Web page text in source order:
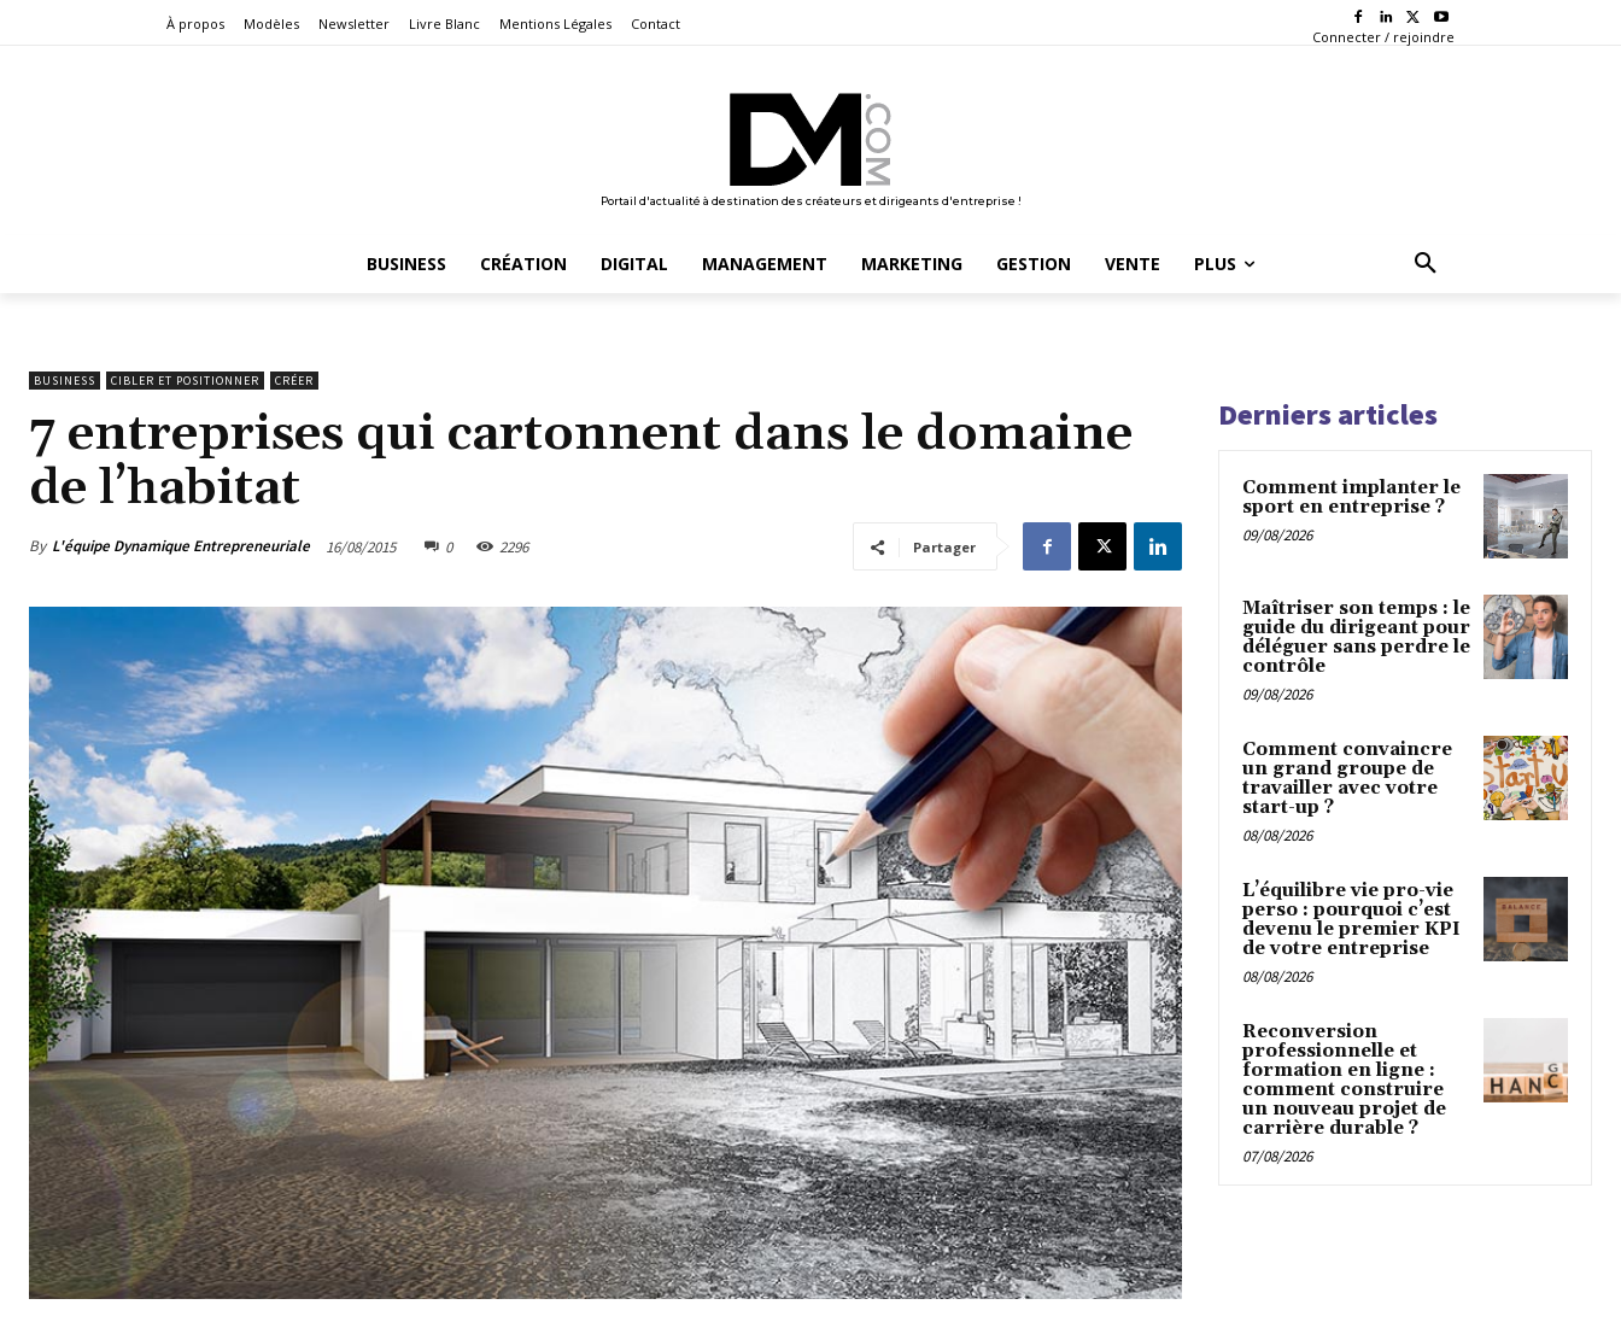
À propos Modèles Newsletter Livre Blanc Mentions Légales Contact
Connecter / rejoindre
Portail d'actualité à destination des créateurs et dirigeants d'entreprise !
BUSINESS CRÉATION DIGITAL MANAGEMENT MARKETING GESTION VENTE PLUS
BUSINESS CIBLER ET POSITIONNER CRÉER
7 entreprises qui cartonnent dans le domaine
de l’habitat
By L'équipe Dynamique Entrepreneuriale 16/08/2015 0 2296 Partager
Derniers articles
Comment implanter le
sport en entreprise ?
09/08/2026
Maîtriser son temps : le
guide du dirigeant pour
déléguer sans perdre le
contrôle
09/08/2026
Comment convaincre
un grand groupe de
travailler avec votre
start-up ?
08/08/2026
L’équilibre vie pro-vie
perso : pourquoi c’est
devenu le premier KPI
de votre entreprise
08/08/2026
Reconversion
professionnelle et
formation en ligne :
comment construire
un nouveau projet de
carrière durable ?
07/08/2026